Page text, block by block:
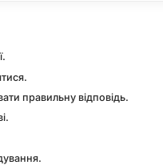
правильну відповідь.